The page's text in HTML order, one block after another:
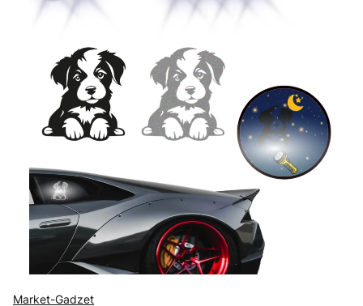
Market-Gadzet